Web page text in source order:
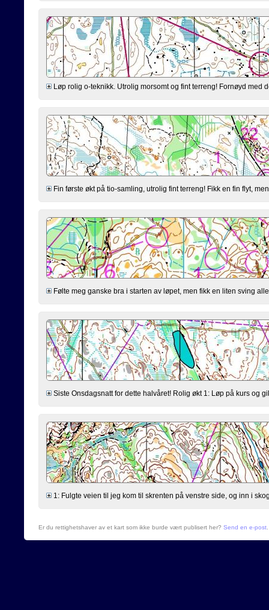
Løp rolig o-teknikk. Utrolig morsomt og fint terreng! Fornøyd
Fin første økt på tio-samling, utrolig fint terreng! Fikk en fin flyt,
Følte meg ganske bra i starten av løpet, men fikk en liten sving
Siste Onsdagsnatt for dette halvåret! Rolig økt 1: Løp på kurs og
1: Fulgte veien til jeg kom til skrenten på venstre side, og inn i
Er du rettighetshaver av et kart som ikke burde vært publisert her? Send en e-post